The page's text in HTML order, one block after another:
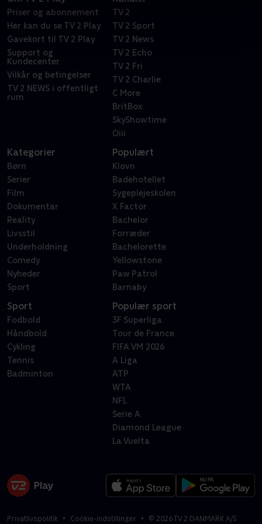
Priser og abonnement
Her kan du se TV 2 Play
Gavekort til TV 2 Play
Support og
Kundecenter
Vilkår og betingelser
TV 2 NEWS i offentligt
rum
TV 2
TV 2 Sport
TV 2 News
TV 2 Echo
TV 2 Fri
TV 2 Charlie
C More
BritBox
SkyShowtime
Oiii
Kategorier
Børn
Serier
Film
Dokumentar
Reality
Livsstil
Underholdning
Comedy
Nyheder
Sport
Populært
Klovn
Badehotellet
Sygeplejeskolen
X Factor
Bachelor
Forræder
Bachelorette
Yellowstone
Paw Patrol
Barnaby
Sport
Fodbold
Håndbold
Cykling
Tennis
Badminton
Populær sport
3F Superliga
Tour de France
FIFA VM 2026
A Liga
ATP
WTA
NFL
Serie A
Diamond League
La Vuelta
Privatlivspolitik Cookie-indstillinger © 2026TV 2 DANMARK A/S